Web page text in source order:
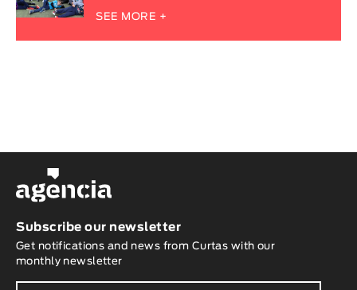
SEE MORE +
Subscribe our newsletter
Get notifications and news from Curtas with our
monthly newsletter